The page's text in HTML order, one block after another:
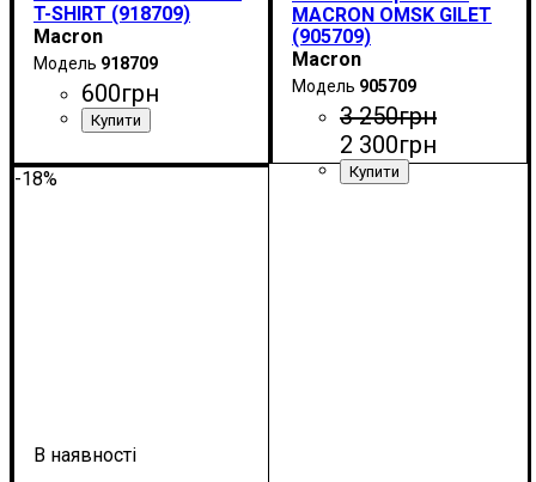
T-SHIRT (918709)
Macron
918709
600грн
Чоловічий
MACRON OMSK GILET
(905709)
Macron
905709
3 250грн
2 300грн
-18%